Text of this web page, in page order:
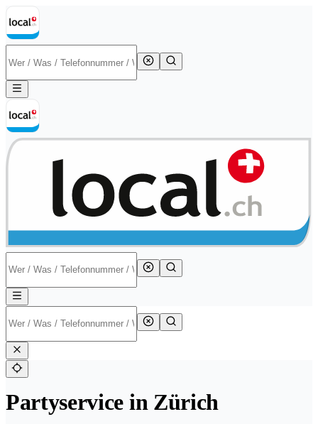
Partyservice in Zürich